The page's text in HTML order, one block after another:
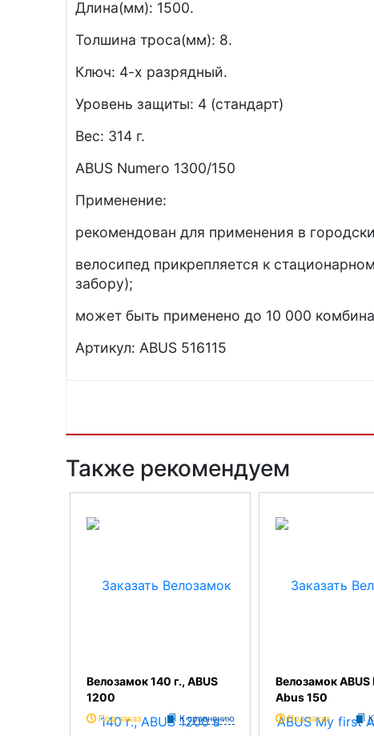
Длина(мм): 1500.
Толшина троса(мм): 8.
Ключ: 4-х разрядный.
Уровень защиты: 4 (стандарт)
Вес: 314 г.
ABUS Numero 1300/150
Применение:
рекомендован для применения в
велосипед прикрепляется к
забору);
может быть применено до 10 000
Артикул: ABUS 516115
Также рекомендуем
Велозамок 140 г., ABUS
1200
Под заказ К сравнению
Велозамок
Abus 150
Под заказ